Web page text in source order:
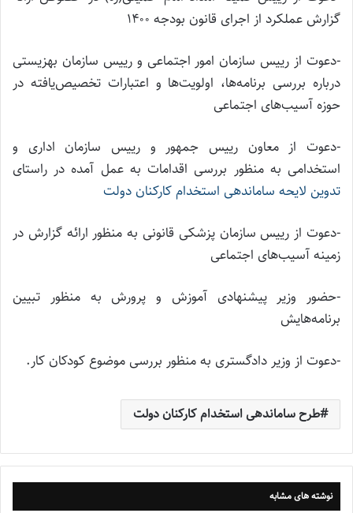
گزارش عملکرد از اجرای قانون بودجه ۱۴۰۰
-دعوت از رییس سازمان امور اجتماعی و رییس سازمان بهزیستی
درباره بررسی برنامه‌ها، اولویت‌ها و اعتبارات تخصیص‌یافته در
حوزه آسیب‌های اجتماعی
-دعوت از معاون رییس جمهور و رییس سازمان اداری و
استخدامی به منظور بررسی اقدامات به عمل آمده در راستای
تدوین لایحه ساماندهی استخدام کارکنان دولت
-دعوت از رییس سازمان پزشکی قانونی به منظور ارائه گزارش در
زمینه آسیب‌های اجتماعی
-حضور وزیر پیشنهادی آموزش و پرورش به منظور تبیین
برنامه‌هایش
-دعوت از وزیر دادگستری به منظور بررسی موضوع کودکان کار.
طرح ساماندهی استخدام کارکنان دولت
نوشته های مشابه